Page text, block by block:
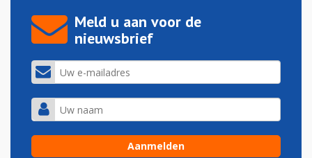
Meld u aan voor de
nieuwsbrief